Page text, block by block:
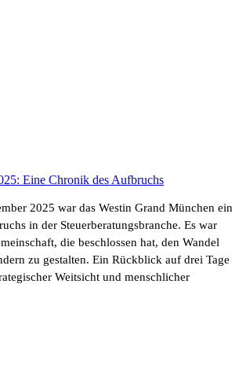
Eine Chronik des Aufbruchs
2025 war das Westin Grand München ein
in der Steu­er­be­ra­tungs­branche. Es war
die beschlossen hat, den Wandel
zu gestalten. Ein Rück­blick auf drei Tage
Weit­sicht und mensch­li­cher